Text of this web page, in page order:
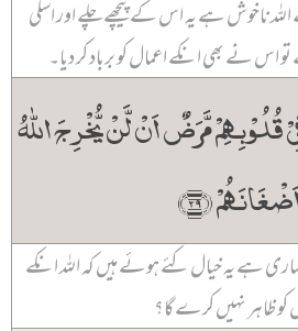
ناخوش ہے یہ اس کے پیچھے چلے اور اسکی
تو اس نے بھی انکے اعمال کو برباد کر دیا۔
مَّرَضٌ اَنۡ لَّنۡ یُّخۡرِجَ اللّٰہُ
﴿۲۹﴾
ہے یہ خیال کئے ہوئے ہیں کہ اللہ انکے
کو ظاہر نہیں کرے گا؟